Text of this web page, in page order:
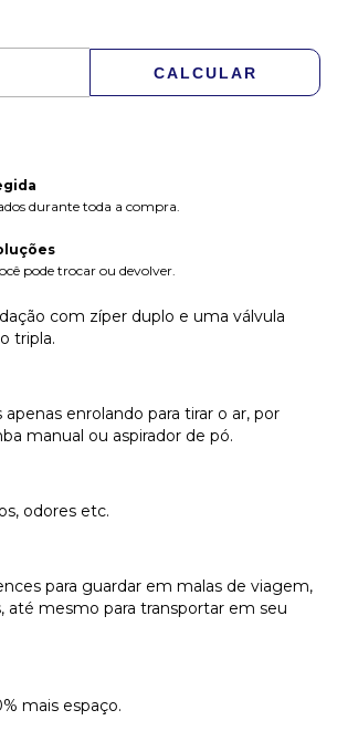
CALCULAR
durante toda a compra.
pode trocar ou devolver.
com zíper duplo e uma válvula
tripla.
enrolando para tirar o ar, por
manual ou aspirador de pó.
odores etc.
para guardar em malas de viagem,
até mesmo para transportar em seu
mais espaço.